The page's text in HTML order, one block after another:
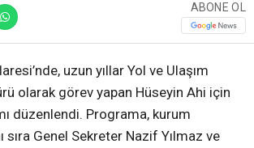
ABONE OL
uzun yıllar Yol ve Ulaşım
olarak görev yapan Hüseyin Ahi için
düzenlendi. Programa, kurum
sıra Genel Sekreter Nazif Yılmaz ve